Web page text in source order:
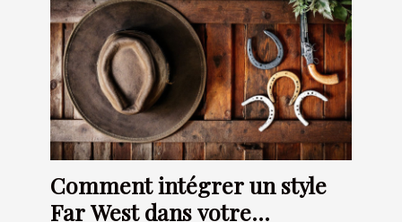
Comment intégrer un style
Far West dans votre